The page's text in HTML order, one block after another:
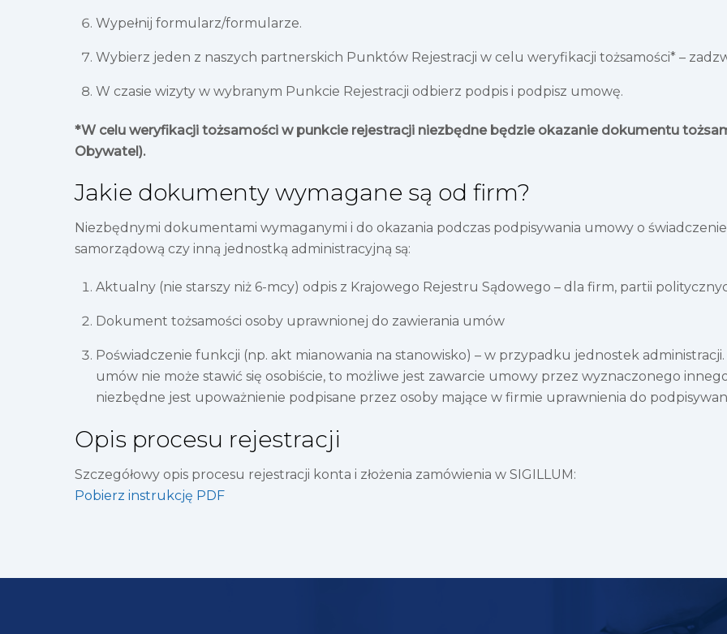
Wypełnij formularz/formularze.
Wybierz jeden z naszych partnerskich Punktów Rejestracji w celu weryfikacji tożsamości* –
W czasie wizyty w wybranym Punkcie Rejestracji odbierz podpis i podpisz umowę.
*W celu weryfikacji tożsamości w punkcie rejestracji niezbędne będzie okazanie dokumentu
Obywatel).
Jakie dokumenty wymagane są od firm?
Niezbędnymi dokumentami wymaganymi i do okazania podczas podpisywania umowy o
samorządową czy inną jednostką administracyjną są:
Aktualny (nie starszy niż 6-mcy) odpis z Krajowego Rejestru Sądowego – dla firm, partii
Dokument tożsamości osoby uprawnionej do zawierania umów
Poświadczenie funkcji (np. akt mianowania na stanowisko) – w przypadku jednostek
umów nie może stawić się osobiście, to możliwe jest zawarcie umowy przez wyznaczonego
niezbędne jest upoważnienie podpisane przez osoby mające w firmie uprawnienia do
Opis procesu rejestracji
Szczegółowy opis procesu rejestracji konta i złożenia zamówienia w SIGILLUM:
Pobierz instrukcję PDF